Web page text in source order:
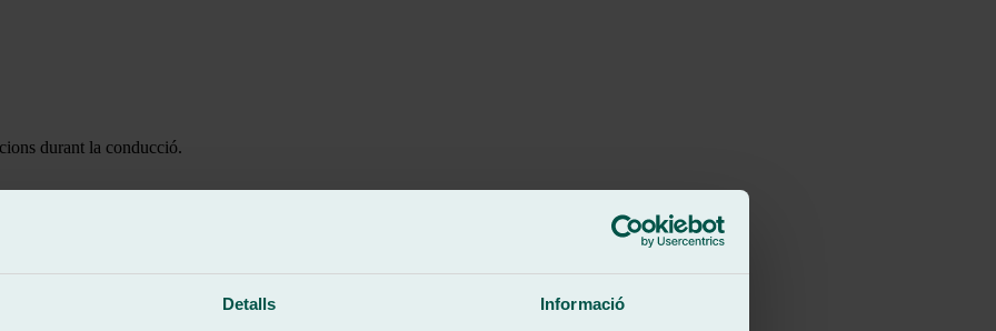
Detalls Informació
durant la conducció.
el risc d’accident.
dels ocupants.